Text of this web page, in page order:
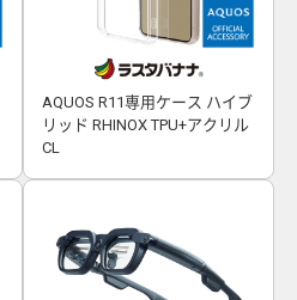
AQUOS R11専用ケース ハイブ
リッド RHINOX TPU+アクリル
CL